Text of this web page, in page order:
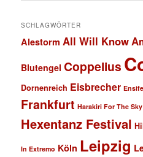
SCHLAGWÖRTER
Alestorm All Will Know
Blutengel Coppelius
Dornenreich Eisbrecher
Frankfurt Harakiri For The Sky
Hexentanz Festival
In Extremo Köln Leipzig